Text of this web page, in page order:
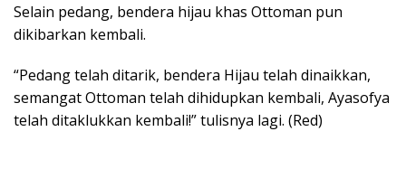
Selain pedang, bendera hijau khas Ottoman pun
dikibarkan kembali.
“Pedang telah ditarik, bendera Hijau telah dinaikkan,
semangat Ottoman telah dihidupkan kembali, Ayasofya
telah ditaklukkan kembali!” tulisnya lagi. (Red)